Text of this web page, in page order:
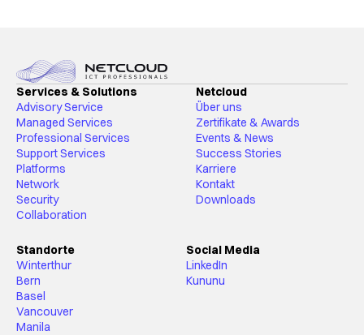
Services & Solutions
Advisory Service
Managed Services
Professional Services
Support Services
Platforms
Network
Security
Collaboration
Netcloud
Über uns
Zertifikate & Awards
Events & News
Success Stories
Karriere
Kontakt
Downloads
Standorte
Winterthur
Bern
Basel
Vancouver
Manila
Social Media
LinkedIn
Kununu